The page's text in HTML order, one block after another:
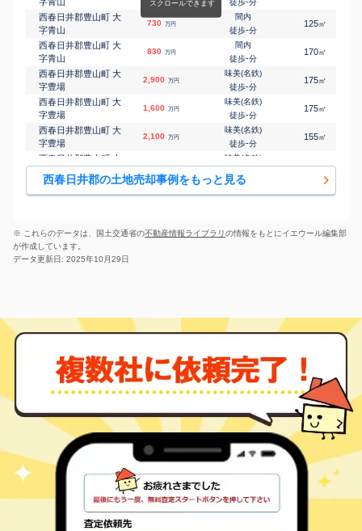
徒歩 分
西春日井郡豊山町 大
字青山
730 万円
間内
徒歩-分
125㎡
西春日井郡豊山町 大
字青山
830 万円
間内
徒歩-分
170㎡
西春日井郡豊山町 大
字豊場
2,900 万円
味美(名鉄)
徒歩-分
175㎡
西春日井郡豊山町 大
字豊場
1,600 万円
味美(名鉄)
徒歩-分
175㎡
西春日井郡豊山町 大
字豊場
2,100 万円
味美(名鉄)
徒歩-分
155㎡
西春日井郡豊山町 大
7,300 万円
味美(名鉄)
800㎡
西春日井郡豊山町 大
字豊場
2,900 万円
西春
-
580㎡
西春日井郡の土地売却事例をもっと見る
※ これらのデータは、国土交通省の不動産情報ライブラリの情報をもとにイエウール編集部
が作成しています。
データ更新日: 2025年10月29日